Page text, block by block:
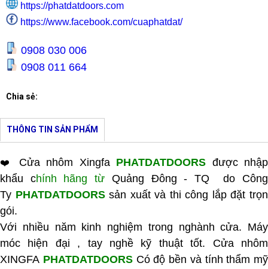
https://phatdatdoors.com
https://www.facebook.com/cuaphatdat/
0908 030 006
0908 011 664
Chia sẻ:
THÔNG TIN SẢN PHẨM
❤️ Cửa nhôm Xingfa PHATDATDOORS được nhập
khẩu chính hãng từ Quảng Đông - TQ do Công
Ty PHATDATDOORSsản xuất và thi công lắp đặt trọn
gói.
Với nhiều năm kinh nghiệm trong nghành cửa. Máy
móc hiện đại , tay nghề kỹ thuật tốt. Cửa nhôm
XINGFA PHATDATDOORSCó độ bền và tính thẩm mỹ